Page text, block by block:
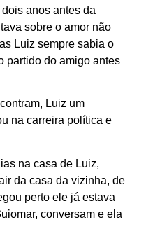
anos antes da
sobre o amor não
Luiz sempre sabia o
partido do amigo antes
Luiz um
na carreira política e
na casa de Luiz,
da casa da vizinha, de
perto ele já estava
conversam e ela